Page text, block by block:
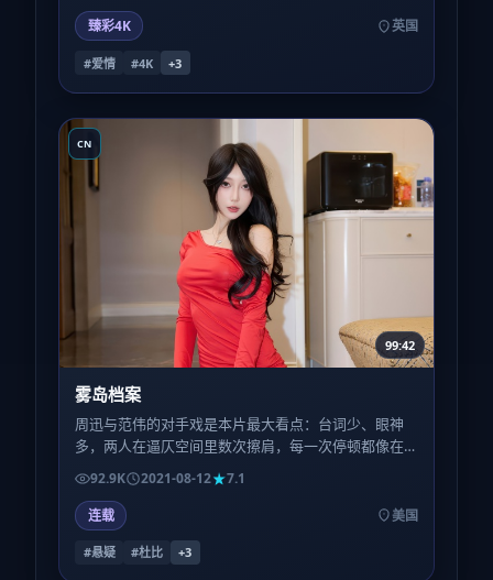
臻彩4K
英国
#爱情 #4K +3
CN
99:42
雾岛档案
周迅与范伟的对手戏是本片最大看点：台词少、眼神
多，两人在逼仄空间里数次擦肩，每一次停顿都像在
称量「信任还剩几克」。
92.9K 2021-08-12
7.1
连载
美国
#悬疑 #杜比 +3